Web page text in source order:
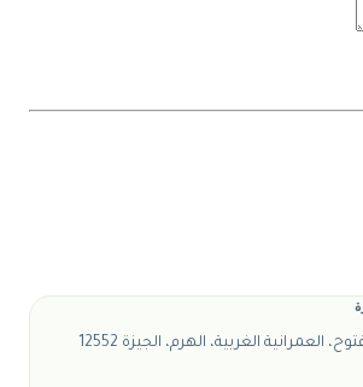
العمرانية الغربية، الهرم، الجيزة 12552